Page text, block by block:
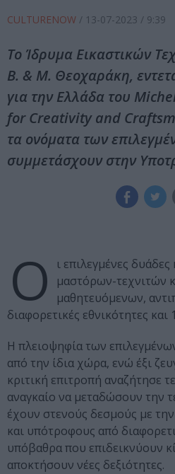
CULTURENOW / 13-07-2023 / 9:39
Το Ίδρυμα Εικαστικών
Β. & Μ. Θεοχαράκη,
για την Ελλάδα του
for Creativity and
τα ονόματα των
συμμετάσχουν στην
Ο
ι επιλεγμένες
μαστόρων-τεχνιτών
μαθητευόμενων,
διαφορετικές εθνικότητες και
Η πλειοψηφία των
από την ίδια χώρα, ενώ έξι
κριτική επιτροπή αναζήτησε
αναγκαίο να μεταδώσουν την
έχουν στενούς δεσμούς με
και υπότροφους από
υπόβαθρα που επιδεικνύουν
αποκτήσουν νέες δεξιότητες.